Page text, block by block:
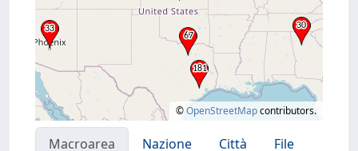
©OpenStreetMapcontributors.
Macroarea Nazione Città
File